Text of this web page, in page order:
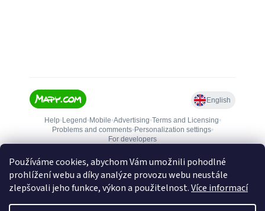
Používáme cookies, abychom Vám umožnili pohodlné
prohlížení webu a díky analýze provozu webu neustále
zlepšovali jeho funkce, výkon a použitelnost.Více informací